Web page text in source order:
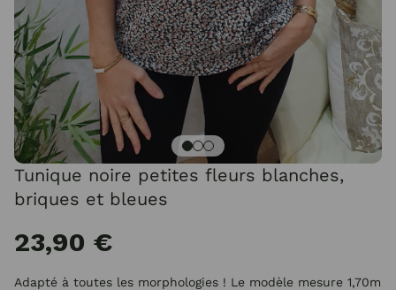
Tunique noire petites fleurs blanches,
briques et bleues
23,90 €
Adapté à toutes les morphologies ! Le modèle mesure 1,70m